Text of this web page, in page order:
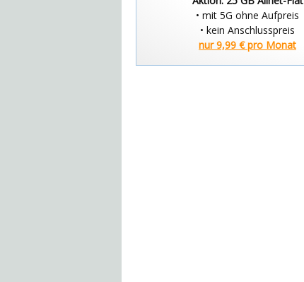
• mit 5G ohne Aufpreis
• kein Anschlusspreis
nur 9,99 € pro Monat